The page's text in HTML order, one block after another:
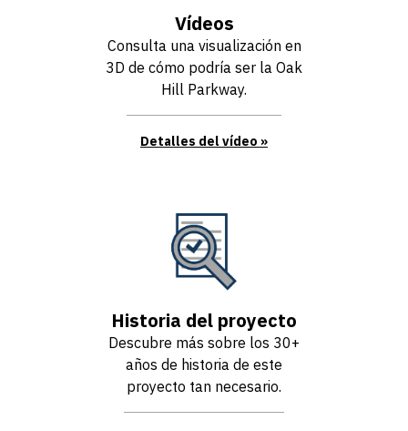
Vídeos
Consulta una visualización en
3D de cómo podría ser la Oak
Hill Parkway.
Detalles del vídeo
Historia del proyecto
Descubre más sobre los 30+
años de historia de este
proyecto tan necesario.